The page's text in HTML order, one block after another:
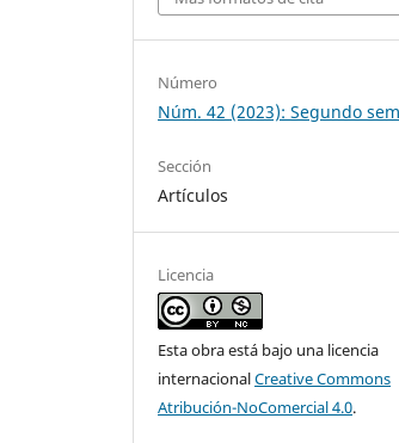
Número
Núm. 42 (2023): Segundo
Sección
Artículos
Licencia
Esta obra está bajo una licencia
internacionalCreative Commons
Atribución-NoComercial 4.0.